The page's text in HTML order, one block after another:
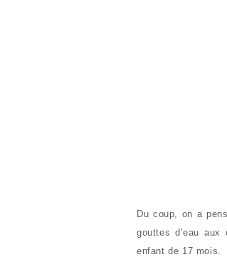
Du coup, on a
gouttes d’eau
enfant de 17 mois.